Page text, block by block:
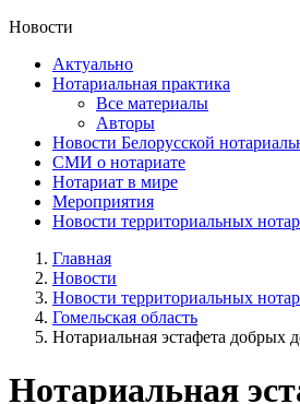
Новости
Актуально
Нотариальная практика
Все материалы
Авторы
Новости Белорусской
СМИ о нотариате
Нотариат в мире
Мероприятия
Новости территориальных
Главная
Новости
Новости территориальных
Гомельская область
Нотариальная эстафета добрых
Нотариальная